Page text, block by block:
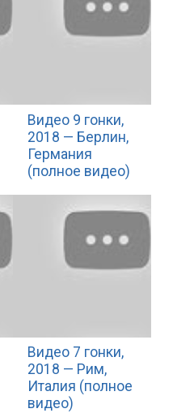
Видео 9 гонки,
2018 — Берлин,
Германия
(полное видео)
Видео 7 гонки,
2018 — Рим,
Италия (полное
видео)